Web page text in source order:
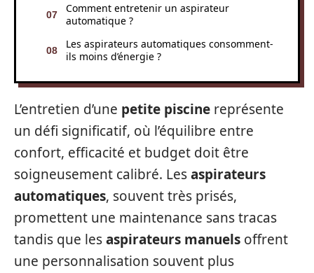
Comment entretenir un aspirateur
automatique ?
Les aspirateurs automatiques consomment-
ils moins d’énergie ?
L’entretien d’une petite piscine représente
un défi significatif, où l’équilibre entre
confort, efficacité et budget doit être
soigneusement calibré. Lesaspirateurs
automatiques, souvent très prisés,
promettent une maintenance sans tracas
tandis que lesaspirateurs manuels offrent
une personnalisation souvent plus